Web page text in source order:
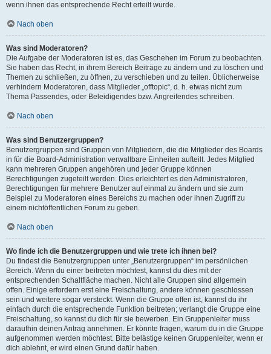
wenn ihnen das entsprechende Recht erteilt wurde.
Nach oben
Was sind Moderatoren?
Die Aufgabe der Moderatoren ist es, das Geschehen im Forum zu beobachten.
Sie haben das Recht, in ihrem Bereich Beiträge zu ändern und zu löschen und
Themen zu schließen, zu öffnen, zu verschieben und zu teilen. Üblicherweise
verhindern Moderatoren, dass Mitglieder „offtopic“, d. h. etwas nicht zum
Thema Passendes, oder Beleidigendes bzw. Angreifendes schreiben.
Nach oben
Was sind Benutzergruppen?
Benutzergruppen sind Gruppen von Mitgliedern, die die Mitglieder des Boards
in für die Board-Administration verwaltbare Einheiten aufteilt. Jedes Mitglied
kann mehreren Gruppen angehören und jeder Gruppe können
Berechtigungen zugeteilt werden. Dies erleichtert es den Administratoren,
Berechtigungen für mehrere Benutzer auf einmal zu ändern und sie zum
Beispiel zu Moderatoren eines Bereichs zu machen oder ihnen Zugriff zu
einem nichtöffentlichen Forum zu geben.
Nach oben
Wo finde ich die Benutzergruppen und wie trete ich ihnen bei?
Du findest die Benutzergruppen unter „Benutzergruppen“ im persönlichen
Bereich. Wenn du einer beitreten möchtest, kannst du dies mit der
entsprechenden Schaltfläche machen. Nicht alle Gruppen sind allgemein
offen. Einige erfordern erst eine Freischaltung, andere können geschlossen
sein und weitere sogar versteckt. Wenn die Gruppe offen ist, kannst du ihr
einfach durch die entsprechende Funktion beitreten; verlangt die Gruppe eine
Freischaltung, so kannst du dich für sie bewerben. Ein Gruppenleiter muss
daraufhin deinen Antrag annehmen. Er könnte fragen, warum du in die Gruppe
aufgenommen werden möchtest. Bitte belästige keinen Gruppenleiter, wenn er
dich ablehnt, er wird einen Grund dafür haben.